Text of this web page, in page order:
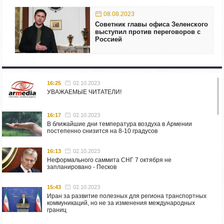
08.08.2023
Советник главы офиса Зеленского
выступил против переговоров с
Россией
16:25 02.10.2023
УВАЖАЕМЫЕ ЧИТАТЕЛИ!
16:17 02.10.2023
В ближайшие дни температура воздуха в Армении
постепенно снизится на 8-10 градусов
16:13 02.10.2023
Неформального саммита СНГ 7 октября не
запланировано - Песков
15:43 02.10.2023
Иран за развитие полезных для региона транспортных
коммуникаций, но не за изменения международных
границ